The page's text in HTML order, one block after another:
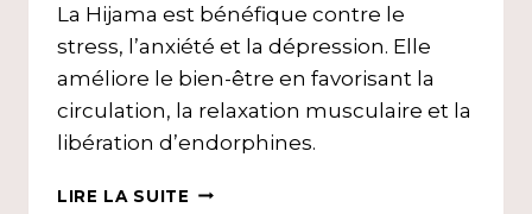
La Hijama est bénéfique contre le
stress, l’anxiété et la dépression. Elle
améliore le bien-être en favorisant la
circulation, la relaxation musculaire et la
libération d’endorphines.
LIRE LA SUITE STRESS,